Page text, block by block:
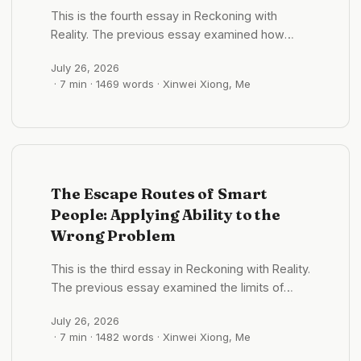
morale. ...
This is the fourth essay in Reckoning with
Reality. The previous essay examined how
This one asks the next question: once we
leave the study, what kind of action actually
more” may be one of the hardest pieces of
advice to dispute today. It sounds brave and
because they never quite put their work into
someone else’s hands. ...
July 26, 2026
· 7 min · 1469 words · Xinwei Xiong, Me
The Escape Routes of Smart
People: Applying Ability to the
Wrong Problem
This is the third essay in Reckoning with Reality.
The previous essay examined the limits of
question: why can greater ability sometimes
make it harder to reach the facts? I used to
July 26, 2026
· 7 min · 1482 words · Xinwei Xiong, Me